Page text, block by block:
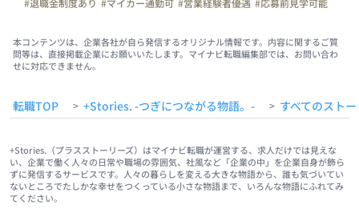
#退職金制度あり #マイカー通勤可 #営業経験者優遇 #応募前見学可能
本コンテンツは、企業各社が自ら発信するオリジナル情報です。内容に関するご質
問等は、直接掲載企業にお願いいたします。マイナビ転職編集部では、お問い合わ
せに対応できません。
転職TOP > +Stories. -つぎにつながる物語。- > すべてのスト
+Stories.（プラスストーリーズ）はマイナビ転職が運営する、求人だけでは見えな
い、企業で働く人々の日常や職場の雰囲気、社風など「企業の中」を企業自身が飾ら
ずに発信するサービスです。人々の暮らしを変える大きな物語から、誰も気づいてい
ないところでたしかな幸せをつくっている小さな物語まで、いろんな物語にふれてみ
てください。